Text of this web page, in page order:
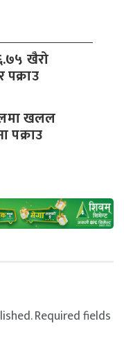
खैरो
पक्राउ
खलल
पक्राउ
Required fields